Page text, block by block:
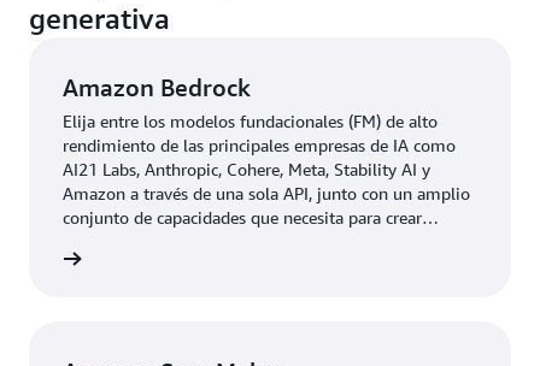
generativa
Amazon Bedrock
Elija entre los modelos fundacionales (FM) de alto
rendimiento de las principales empresas de IA como
AI21 Labs, Anthropic, Cohere, Meta, Stability AI y
Amazon a través de una sola API, junto con un amplio
conjunto de capacidades que necesita para crear
e IA responsable.